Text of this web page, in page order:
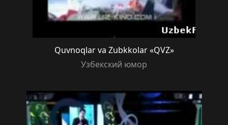
Quvnoqlar va Zubkkolar «QVZ»
Узбекский юмор